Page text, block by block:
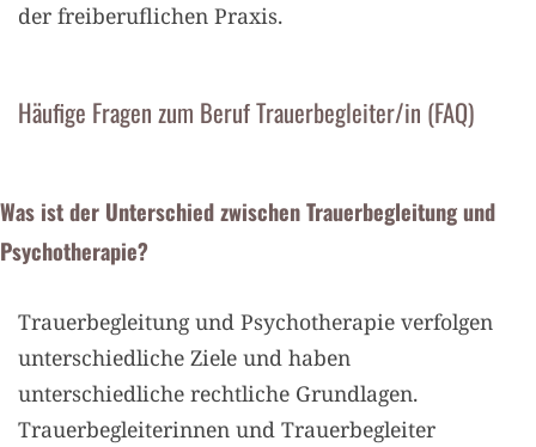
der freiberuflichen Praxis.
Häufige Fragen zum Beruf Trauerbegleiter/in (FAQ)
Was ist der Unterschied zwischen Trauerbegleitung und
Psychotherapie?
Trauerbegleitung und Psychotherapie verfolgen
unterschiedliche Ziele und haben
unterschiedliche rechtliche Grundlagen.
Trauerbegleiterinnen und Trauerbegleiter